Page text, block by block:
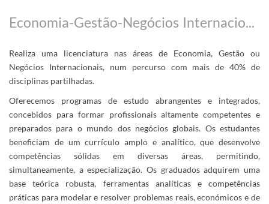
Economia-Gestão-Negócios Internacionais
Realiza uma licenciatura nas áreas de Economia, Gestão ou
Negócios Internacionais, num percurso com mais de 40% de
disciplinas partilhadas.
Oferecemos programas de estudo abrangentes e integrados,
concebidos para formar profissionais altamente competentes e
preparados para o mundo dos negócios globais. Os estudantes
beneficiam de um currículo amplo e analítico, que desenvolve
competências sólidas em diversas áreas, permitindo,
simultaneamente, a especialização. Os graduados adquirem uma
base teórica robusta, ferramentas analíticas e competências
práticas para modelar e resolver problemas reais, económicos e de